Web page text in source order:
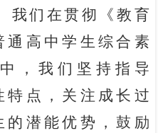
我们在贯彻《教育
高中学生综合素
，我们坚持指导
点，关注成长过
潜能优势，鼓励